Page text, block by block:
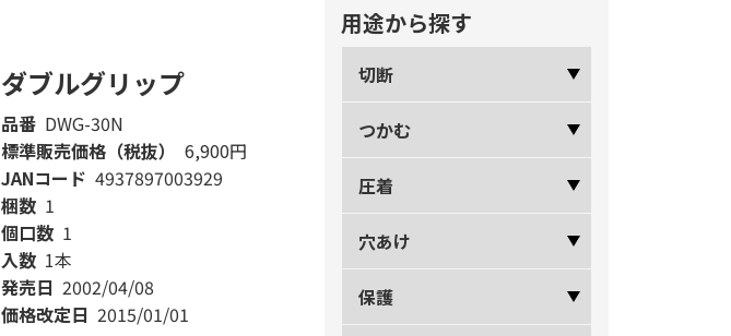
ダブルグリップ
品番 DWG-30N
標準販売価格（税抜）
6,900円
JANコード 4937897003929
梱数 1
個口数 1
入数 1本
発売日 2002/04/08
価格改定日 2015/01/01
用途から探す
切断
つかむ
圧着
穴あけ
保護